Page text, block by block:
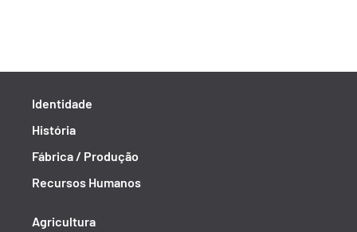
Identidade
História
Fábrica / Produção
Recursos Humanos
Agricultura